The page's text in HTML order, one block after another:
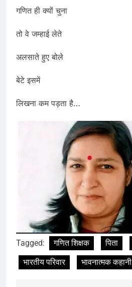
गणित ही क्यों चुना
तो वे जम्हाई लेते
अलसाते हुए बोले
बेटे इसमें
लिखना कम पड़ता है…
Tagged: गणित शिक्षक पिता
भारतीय परिवार
भावनात्मक कहानी